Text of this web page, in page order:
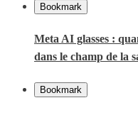
Bookmark
Meta AI glasses :
dans le champ de la
Bookmark